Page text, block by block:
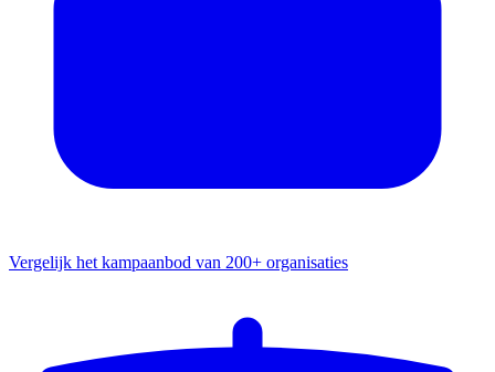
Vergelijk het kampaanbod van 200+ organisaties